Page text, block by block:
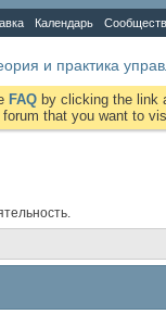
Календарь
и практика
FAQ by clicking the link
that you want to